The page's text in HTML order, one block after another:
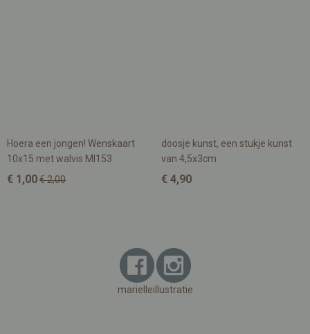
Hoera een jongen! Wenskaart
10x15 met walvis MI153
€ 1,00€ 2,00
doosje kunst, een stukje kunst
van 4,5x3cm
€ 4,90
marielleillustratie